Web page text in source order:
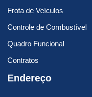
Frota de Veículos
Controle de Combustível
Quadro Funcional
Contratos
Endereço